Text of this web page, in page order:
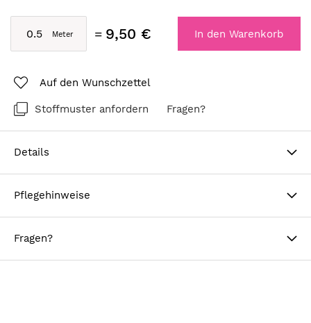
9,50 € In den Warenkorb
Auf den Wunschzettel
Stoffmuster anfordern Fragen?
Details
Pflegehinweise
Fragen?